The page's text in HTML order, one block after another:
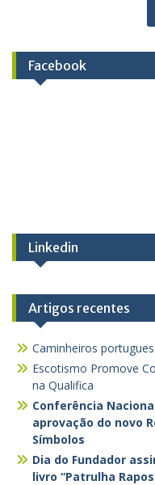
Facebook
Linkedin
Artigos recentes
Caminheiros
Escotismo Promove
na Qualifica
Conferência
aprovação do novo
Símbolos
Dia do Fundador
livro “Patrulha